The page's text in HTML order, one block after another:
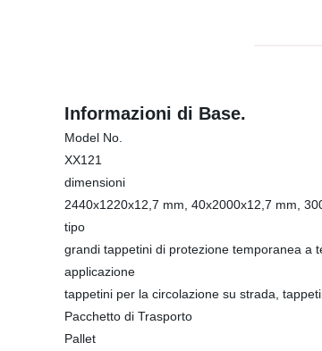
Informazioni di Base.
Model No.
XX121
dimensioni
2440x1220x12,7 mm, 40x2000x12,7 mm,
tipo
grandi tappetini di protezione temporanea a
applicazione
tappetini per la circolazione su strada,
Pacchetto di Trasporto
Pallet